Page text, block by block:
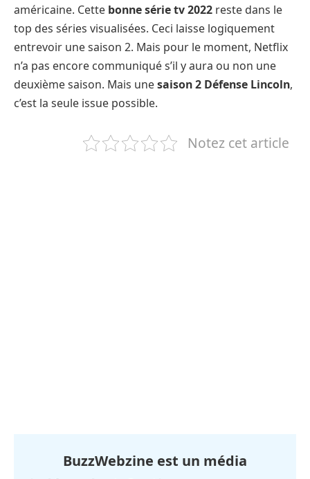
américaine. Cette bonne série tv 2022 reste dans le
top des séries visualisées. Ceci laisse logiquement
entrevoir une saison 2. Mais pour le moment, Netflix
n’a pas encore communiqué s’il y aura ou non une
deuxième saison. Mais unesaison 2 Défense Lincoln,
c’est la seule issue possible.
Notez cet article
BuzzWebzine est un média